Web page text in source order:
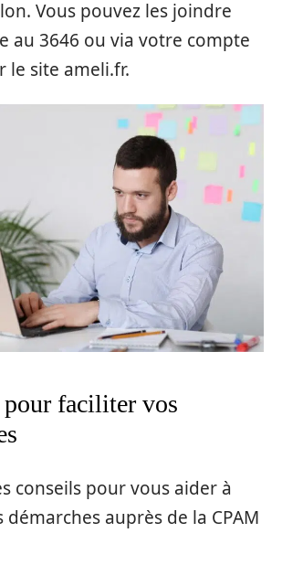
Vous pouvez les joindre
au 3646 ou via votre compte
le site ameli.fr.
faciliter vos
conseils pour vous aider à
auprès de la CPAM